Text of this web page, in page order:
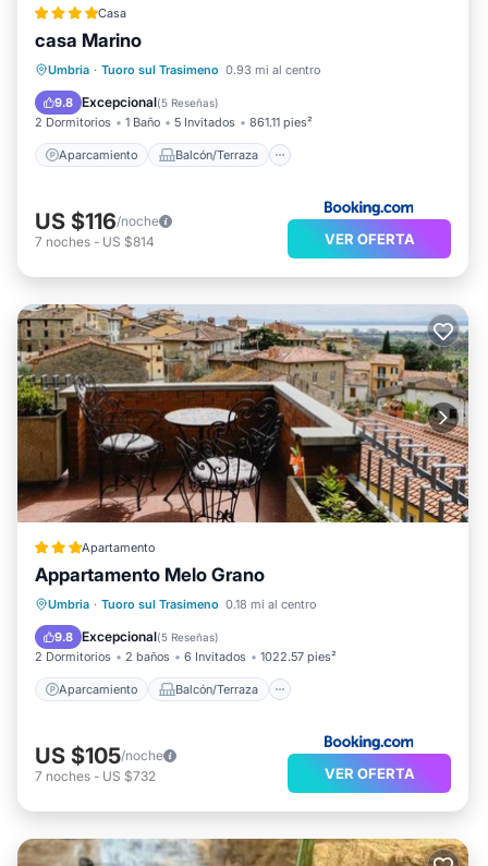
Casa
casa Marino
Umbria · Tuoro sul Trasimeno 0.93 mi al centro
9.8 Excepcional(5 Reseñas)
2 Dormitorios 1 Baño 5 Invitados 861.11 pies²
Aparcamiento Balcón/Terraza
Aparcamiento
Balcón/Terraza
Vistas
Aire acondicionado
US $116/noche
7 noches - US $814 VER OFERTA
Apartamento
Appartamento Melo Grano
Umbria · Tuoro sul Trasimeno 0.18 mi al centro
9.8 Excepcional(5 Reseñas)
2 Dormitorios 2 baños 6 Invitados 1022.57 pies²
Aparcamiento Balcón/Terraza
Aparcamiento
Balcón/Terraza
Internet
Se admiten mascotas
US $105/noche
7 noches - US $732 VER OFERTA